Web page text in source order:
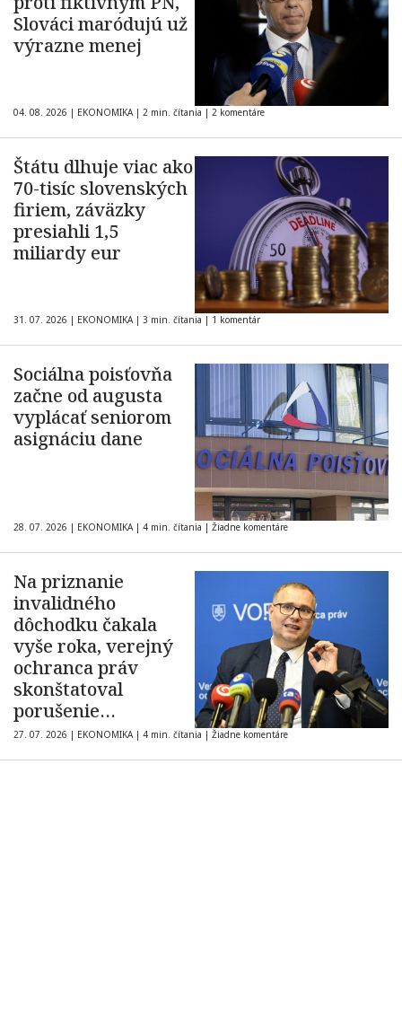
Slováci maródujú už
výrazne menej
04. 08. 2026 | EKONOMIKA | 2 min. čítania | 2 komentáre
Štátu dlhuje viac ako
70-tisíc slovenských
firiem, záväzky
presiahli 1,5
miliardy eur
31. 07. 2026 | EKONOMIKA | 3 min. čítania | 1 komentár
Sociálna poisťovňa
začne od augusta
vyplácať seniorom
asignáciu dane
28. 07. 2026 | EKONOMIKA | 4 min. čítania | Žiadne komentáre
Na priznanie
invalidného
dôchodku čakala
vyše roka, verejný
ochranca práv
skonštatoval
porušenie
základných práv
27. 07. 2026 | EKONOMIKA | 4 min. čítania | Žiadne komentáre